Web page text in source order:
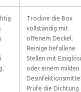
Trockne die Box
vollständig mit
offenem Deckel.
Reinige befallene
Stellen mit
oder einem milden
Prüfe die Dichtung